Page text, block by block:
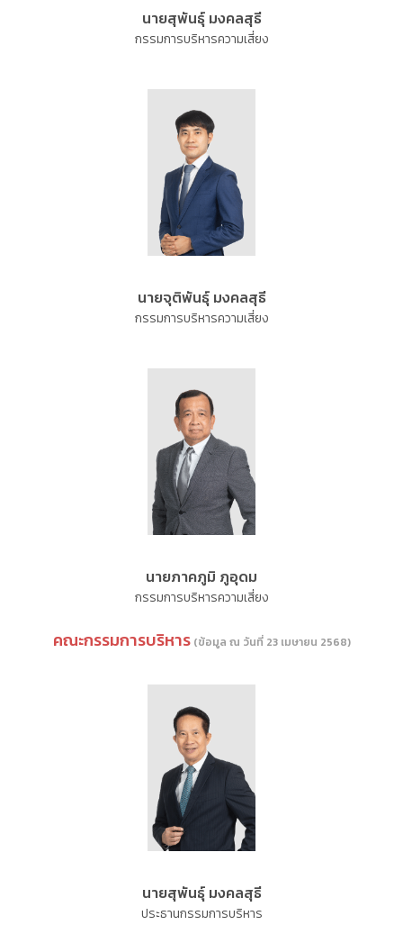
นายสุพันธุ์ มงคลสุธี
กรรมการบริหารความเสี่ยง
นายจุติพันธุ์ มงคลสุธี
กรรมการบริหารความเสี่ยง
นายภาคภูมิ ภูอุดม
กรรมการบริหารความเสี่ยง
คณะกรรมการบริหาร (ข้อมูล ณ วันที่ 23 เมษายน 2568)
นายสุพันธุ์ มงคลสุธี
ประธานกรรมการบริหาร